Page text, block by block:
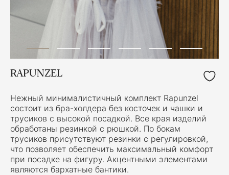
RAPUNZEL
Нежный минималистичный комплект Rapunzel
состоит из бра-холдера без косточек и чашки и
трусиков с высокой посадкой. Все края изделий
обработаны резинкой с рюшкой. По бокам
трусиков присутствуют резинки с регулировкой,
что позволяет обеспечить максимальный комфорт
при посадке на фигуру. Акцентными элементами
являются бархатные бантики.